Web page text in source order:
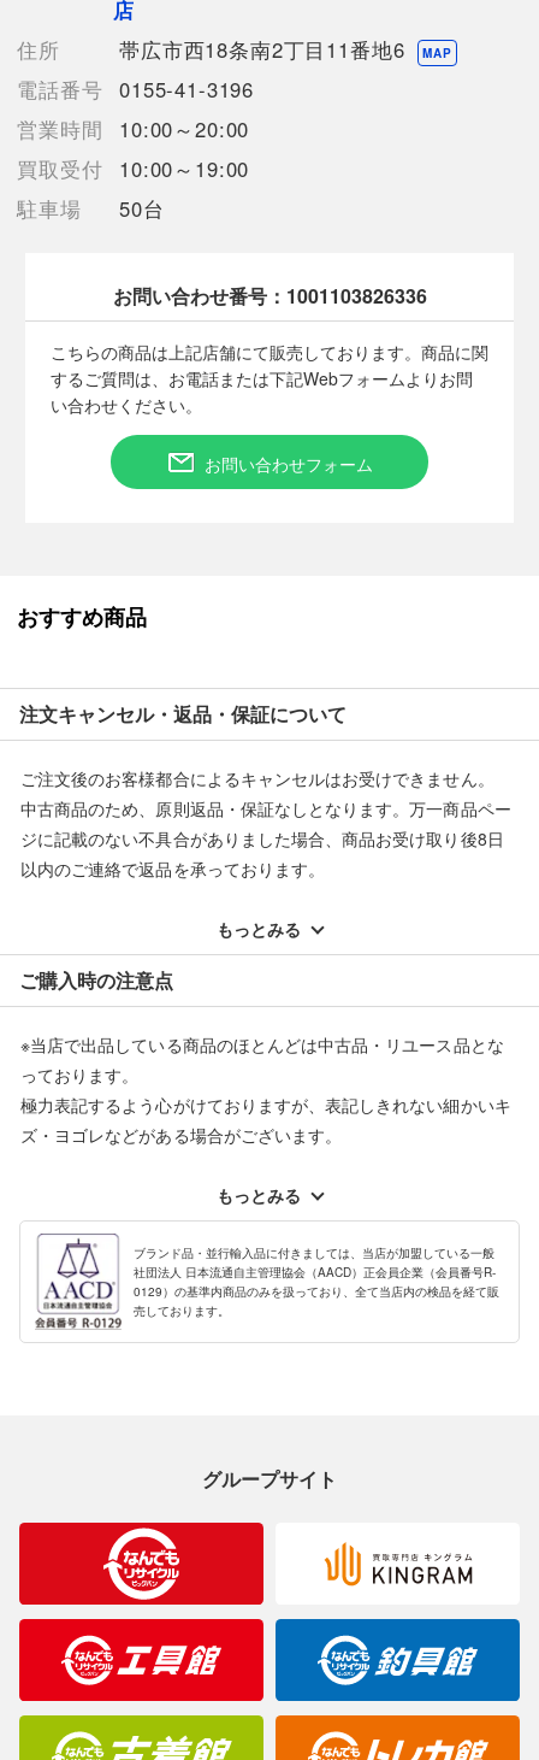
【外ポケット】
ファスナーポケット x 1
【内ポケット】
オープンポケット x 2
【付属品】なし
【ランク】Bランク
通常使用による傷や汚れが見受けられる中古品
【使用予定配送業者】佐川急便 飛脚宅配便60サイズ
の反映が間に合わず欠品となってしまう場合がございます。
売切れの場合は、ご購入をキャンセルさせていただく場合がござ
います。】
【備考/コメント】
使用に伴う若干の傷や汚れはございますが、大きなダメージは無
い状態です。
ますようお願いいたします。
りますこと予めご了承ください。
■状態等は画像をご確認・ご参照下さい。
こちらの商品はお客様から買取させていただいた商品であり、
人の手を経た商品です。
ください■
弊社（株式会社オカモトＲＭＣ）の商品画像や文章を無断盗用し
た『偽装サイト』を確認しておりますが、
当店とは一切関係がございませんのでご注意ください。
店
住所
帯広市西18条南2丁目11番地6 MAP
電話番号 0155-41-3196
営業時間
10:00～20:00
買取受付
10:00～19:00
駐車場
50台
お問い合わせ番号： 1001103826336
こちらの商品は上記店舗にて販売しております。商品に関
するご質問は、お電話または下記Webフォームよりお問
い合わせください。
お問い合わせフォーム
おすすめ商品
注文キャンセル・返品・保証について
ご注文後のお客様都合によるキャンセルはお受けできません。
中古商品のため、原則返品・保証なしとなります。万一商品ペー
ジに記載のない不具合がありました場合、商品お受け取り後8日
以内のご連絡で返品を承っております。
配送料ともに当社負担で対応いたします。
※オンラインストアで購入頂いた商品は、店頭での返品はお受け
できません。また、商品の修理及び交換に関しては承ることがで
返品・交換について
もっとみる
ご購入時の注意点
※当店で出品している商品のほとんどは中古品・リユース品とな
っております。
極力表記するよう心がけておりますが、表記しきれない細かいキ
ズ・ヨゴレなどがある場合がございます。
※掲載している一部商品は店頭にて展示中の商品もございます。
展示・保管中に劣化や変化などしてしまう恐れもございますので
ご理解くださいますようお願い申し上げます。
※お使いのモニター等により、写真と実際のお色が若干異なる場
合がございますのでご了承ください。
もっとみる
ブランド品・並行輸入品に付きましては、当店が加盟している一般
社団法人 日本流通自主管理協会（AACD）正会員企業（会員番号R-
0129）の基準内商品のみを扱っており、全て当店内の検品を経て販
売しております。
グループサイト